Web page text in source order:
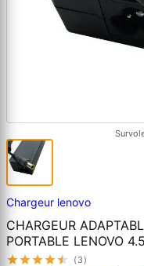
Chargeur lenovo
CHARGEUR
PORTABLE LENOVO
(3)